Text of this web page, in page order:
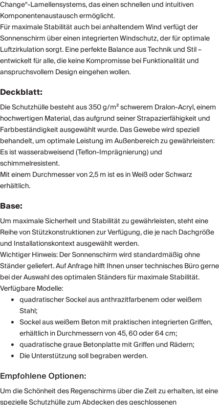
Change“-Lamellensystems, das einen schnellen und intuitiven
Komponentenaustausch ermöglicht.
Für maximale Stabilität auch bei anhaltendem Wind verfügt der
Sonnenschirm über einen integrierten Windschutz, der für optimale
Luftzirkulation sorgt. Eine perfekte Balance aus Technik und Stil –
entwickelt für alle, die keine Kompromisse bei Funktionalität und
anspruchsvollem Design eingehen wollen.
Deckblatt:
Die Schutzhülle besteht aus 350 g/m² schwerem Dralon-Acryl, einem
hochwertigen Material, das aufgrund seiner Strapazierfähigkeit und
Farbbeständigkeit ausgewählt wurde. Das Gewebe wird speziell
behandelt, um optimale Leistung im Außenbereich zu gewährleisten:
Es ist wasserabweisend (Teflon-Imprägnierung) und
schimmelresistent.
Mit einem Durchmesser von 2,5 m ist es in Weiß oder Schwarz
erhältlich.
Base:
Um maximale Sicherheit und Stabilität zu gewährleisten, steht eine
Reihe von Stützkonstruktionen zur Verfügung, die je nach Dachgröße
und Installationskontext ausgewählt werden.
Wichtiger Hinweis: Der Sonnenschirm wird standardmäßig ohne
Ständer geliefert. Auf Anfrage hilft Ihnen unser technisches Büro gerne
bei der Auswahl des optimalen Ständers für maximale Stabilität.
Verfügbare Modelle:
quadratischer Sockel aus anthrazitfarbenem oder weißem
Stahl;
Sockel aus weißem Beton mit praktischen integrierten Griffen,
erhältlich in Durchmessern von 45, 60 oder 64 cm;
quadratische graue Betonplatte mit Griffen und Rädern;
Die Unterstützung soll begraben werden.
Empfohlene Optionen:
Um die Schönheit des Regenschirms über die Zeit zu erhalten, ist eine
spezielle Schutzhülle zum Abdecken des geschlossenen